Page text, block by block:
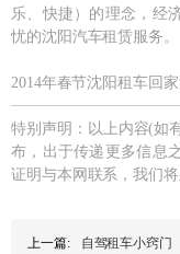
乐、快捷）的理念，经
忧的沈阳汽车租赁服务。
2014年春节沈阳租车回
特别声明：以上内容(如
布，出于传递更多信息
证明与本网联系，我们
上一篇:
自驾租车小窍门